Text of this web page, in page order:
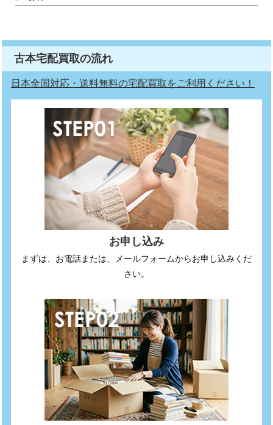
古本宅配買取の流れ
日本全国対応・送料無料の宅配買取をご利用ください！
お申し込み
まずは、お電話または、メールフォームからお申し込みくだ
さい。